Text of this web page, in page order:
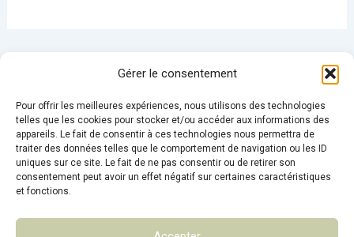
Gérer le consentement
Pour offrir les meilleures expériences, nous utilisons des technologies
telles que les cookies pour stocker et/ou accéder aux informations des
appareils. Le fait de consentir à ces technologies nous permettra de
traiter des données telles que le comportement de navigation ou les ID
uniques sur ce site. Le fait de ne pas consentir ou de retirer son
consentement peut avoir un effet négatif sur certaines caractéristiques
et fonctions.
Conditions Générales de Ventes
Mentions légales
Politique de confidentialité